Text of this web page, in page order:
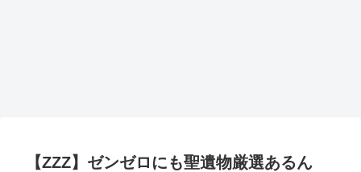
【ZZZ】ゼンゼロにも聖遺物厳選あるん